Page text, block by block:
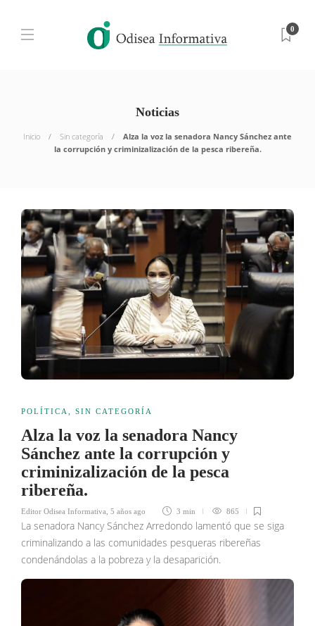
0
Noticias
Inicio Sin categoría
Alza la voz la senadora Nancy Sánchez ante
la corrupción y criminizalización de la pesca ribereña.
POLÍTICA, SIN CATEGORÍA
Alza la voz la senadora Nancy
Sánchez ante la corrupción y
criminizalización de la pesca
ribereña.
Editor Odisea Informativa, 5 años ago 3 min 865
La senadora Nancy Sánchez Arredondo lamentó que se siga
criminalizando a las comunidades pesqueras ribereñas
condenándolas a la pobreza y la desaparición.